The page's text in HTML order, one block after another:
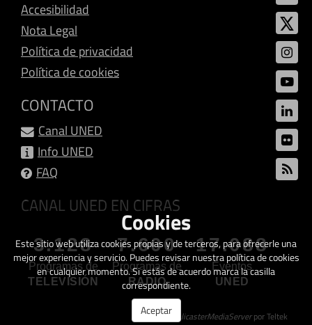
Accesibilidad
Nota Legal
Política de privacidad
Política de cookies
CONTACTO
Canal UNED
Info UNED
FAQ
CANAL UNED EN CIFRAS
3.128
Programas de
TELEVISIÓN
7.600
Programas de
RADIO
17.088
Eventos
UNED
Creado con GalicasterMediaServerpor Teltek
Cookies
Este sitio web utiliza cookies propias y de terceros, para ofrecerle una
mejor experiencia y servicio. Puedes revisar nuestra política de cookies
en cualquier momento. Si estás de acuerdo marca la casilla
correspondiente.
Aceptar